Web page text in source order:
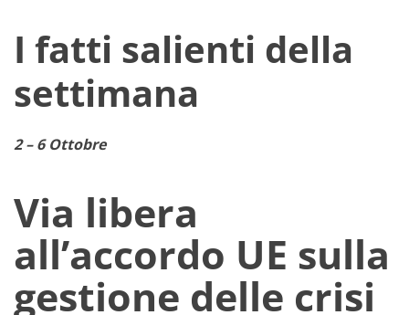
I fatti salienti della
settimana
2 – 6 Ottobre
Via libera
all’accordo UE sulla
gestione delle crisi